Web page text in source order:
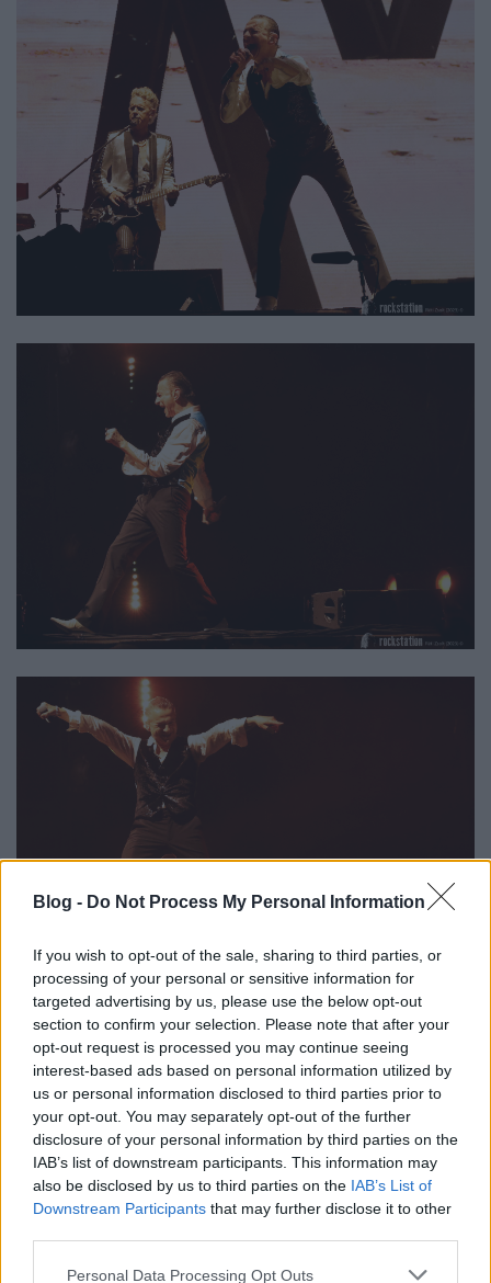
Blog - Do Not Process My Personal Information
If you wish to opt-out of the sale, sharing to third parties, or
processing of your personal or sensitive information for
targeted advertising by us, please use the below opt-out
section to confirm your selection. Please note that after your
opt-out request is processed you may continue seeing
interest-based ads based on personal information utilized by
us or personal information disclosed to third parties prior to
your opt-out. You may separately opt-out of the further
disclosure of your personal information by third parties on the
IAB’s list of downstream participants. This information may
also be disclosed by us to third parties on the IAB’s List of
Downstream Participants that may further disclose it to other
Please note that this website/app uses one or more Google
Personal Data Processing Opt Outs